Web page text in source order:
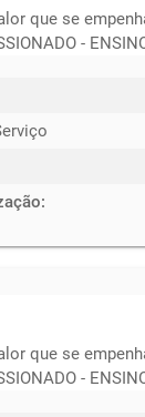
que se
-
que se
-